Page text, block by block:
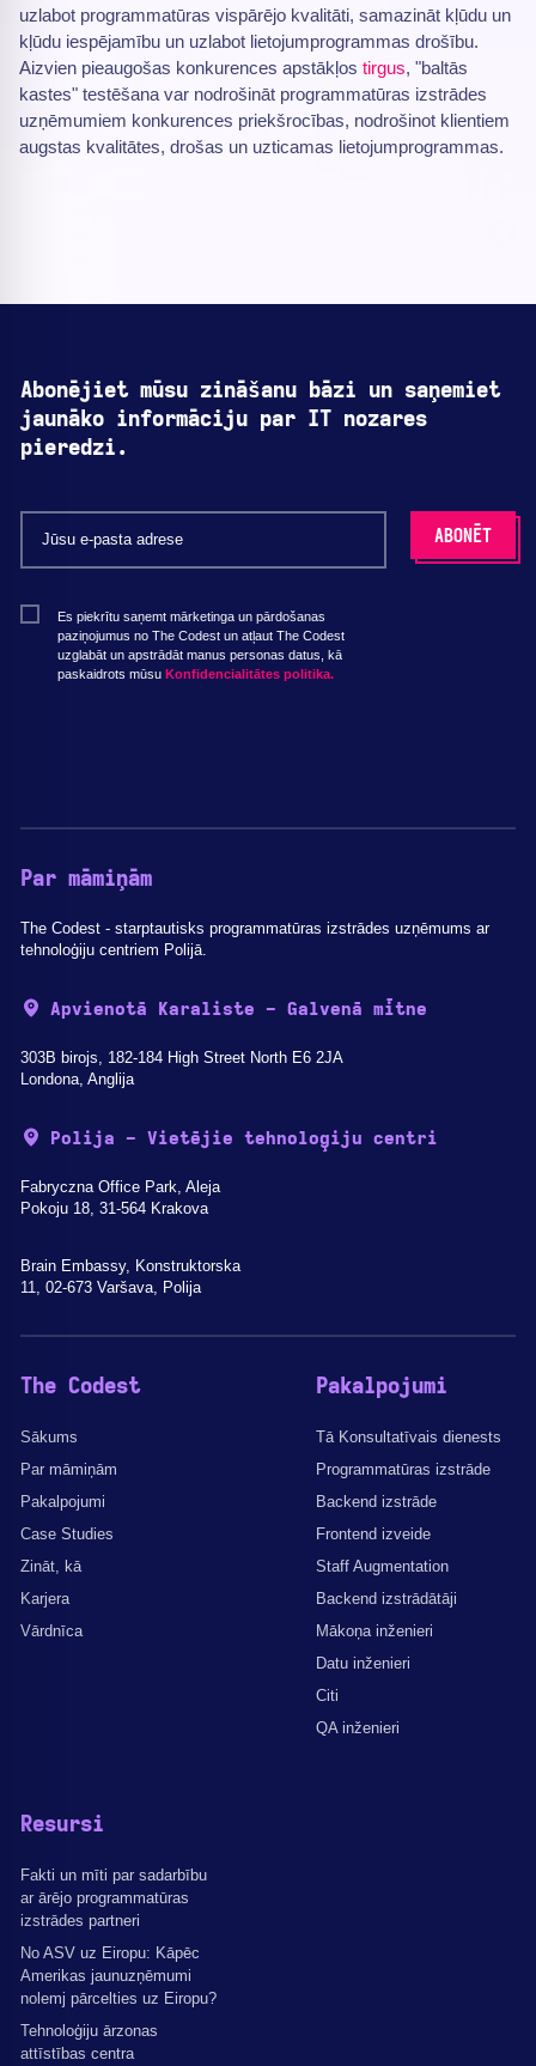
uzlabot programmatūras vispārējo kvalitāti, samazināt kļūdu un
kļūdu iespējamību un uzlabot lietojumprogrammas drošību.
Aizvien pieaugošas konkurences apstākļos tirgus, "baltās
kastes" testēšana var nodrošināt programmatūras izstrādes
uzņēmumiem konkurences priekšrocības, nodrošinot klientiem
augstas kvalitātes, drošas un uzticamas lietojumprogrammas.
Abonējiet mūsu zināšanu bāzi un saņemiet
jaunāko informāciju par IT nozares
pieredzi.
Es piekrītu saņemt mārketinga un pārdošanas
paziņojumus no The Codest un atļaut The Codest
uzglabāt un apstrādāt manus personas datus, kā
paskaidrots mūsu Konfidencialitātes politika.
Par māmiņām
The Codest - starptautisks programmatūras izstrādes uzņēmums ar
tehnoloģiju centriem Polijā.
Apvienotā Karaliste - Galvenā mītne
303B birojs, 182-184 High Street North E6 2JA
Londona, Anglija
Polija - Vietējie tehnoloģiju centri
Fabryczna Office Park, Aleja
Pokoju 18, 31-564 Krakova
Brain Embassy, Konstruktorska
11, 02-673 Varšava, Polija
The Codest
Sākums
Par māmiņām
Pakalpojumi
Case Studies
Zināt, kā
Karjera
Vārdnīca
Pakalpojumi
Tā Konsultatīvais dienests
Programmatūras izstrāde
Backend izstrāde
Frontend izveide
Staff Augmentation
Backend izstrādātāji
Mākoņa inženieri
Datu inženieri
Citi
QA inženieri
Resursi
Fakti un mīti par sadarbību
ar ārējo programmatūras
izstrādes partneri
No ASV uz Eiropu: Kāpēc
Amerikas jaunuzņēmumi
nolemj pārcelties uz Eiropu?
Tehnoloģiju ārzonas
attīstības centra